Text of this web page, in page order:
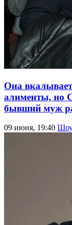
Она
алименты, но
бывший муж
09 июня, 19:40